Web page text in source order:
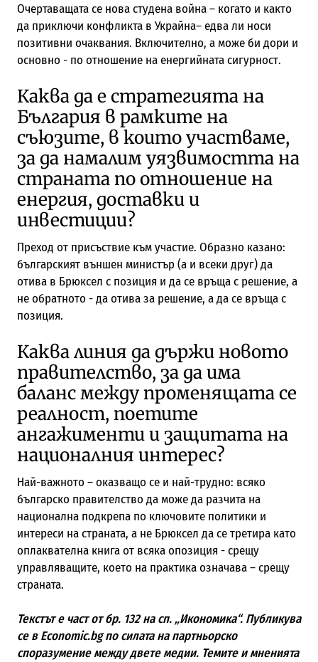
Очертаващата се нова студена война – когато и както
да приключи конфликта в Украйна– едва ли носи
позитивни очаквания. Включително, а може би дори и
основно - по отношение на енергийната сигурност.
Каква да е стратегията на
България в рамките на
съюзите, в които участваме,
за да намалим уязвимостта на
страната по отношение на
енергия, доставки и
инвестиции?
Преход от присъствие към участие. Образно казано:
българският външен министър (а и всеки друг) да
отива в Брюксел с позиция и да се връща с решение, а
не обратното - да отива за решение, а да се връща с
позиция.
Каква линия да държи новото
правителство, за да има
баланс между променящата се
реалност, поетите
ангажименти и защитата на
националния интерес?
Най-важното – оказващо се и най-трудно: всяко
българско правителство да може да разчита на
национална подкрепа по ключовите политики и
интереси на страната, а не Брюксел да се третира като
оплаквателна книга от всяка опозиция - срещу
управляващите, което на практика означава – срещу
страната.
Текстът е част от бр. 132 на сп. „Икономика“. Публикува
се в Economic.bg по силата на партньорско
споразумение между двете медии. Темите и мненията